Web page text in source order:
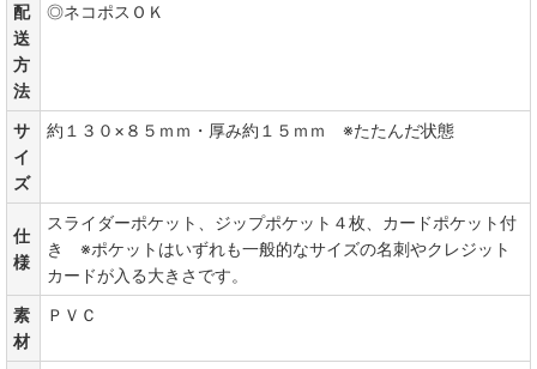
配
送
方
法
◎ネコポスＯＫ
サ
イ
ズ
約１３０×８５ｍｍ・厚み約１５ｍｍ ※たたんだ状態
仕
様
スライダーポケット、ジップポケット４枚、カードポケット付
き ※ポケットはいずれも一般的なサイズの名刺やクレジット
カードが入る大きさです。
素
材
ＰＶＣ